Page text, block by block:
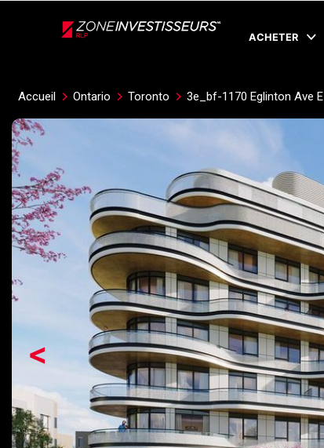
ACHETER
Accueil Ontario Toronto 3e_bf-1170 Eglinton Ave E
<